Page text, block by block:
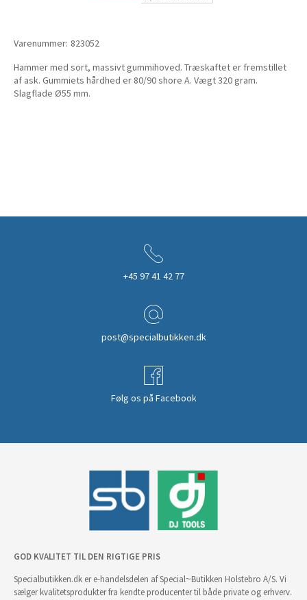
Varenummer: 823052
Hammer med sort, massivt gummihoved. Træskaftet er fremstillet
af ask. Gummiets hårdhed er 80/90 shore A. Vægt 320 gram.
Slagflade Ø55 mm.
+45 97 41 42 77
post@specialbutikken.dk
Følg os på Facebook
GOD KVALITET TIL DEN RIGTIGE PRIS
Specialbutikken.dk er e-handelsdelen af Special~Butikken Holstebro A/S. Vi
sælger kvalitetsprodukter fra kendte producenter til både private og erhverv.